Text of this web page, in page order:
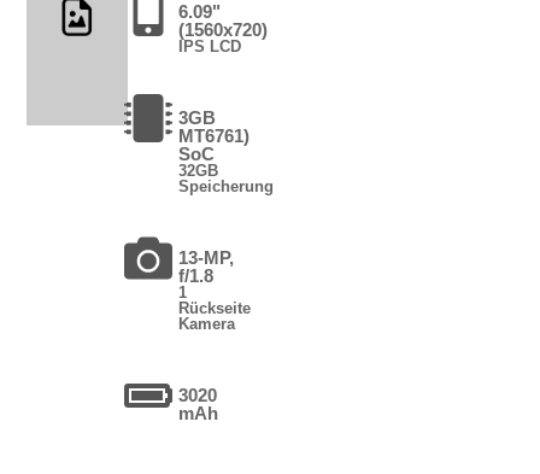
6.09"
(1560x720)
IPS LCD
3GB
MT6761)
SoC
32GB
Speicherung
13-MP,
f/1.8
1
Rückseite
Kamera
3020
mAh